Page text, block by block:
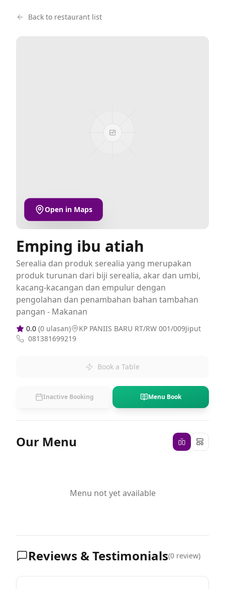
Back to restaurant list
Open in Maps
Emping ibu atiah
Serealia dan produk serealia yang merupakan
produk turunan dari biji serealia, akar dan umbi,
kacang-kacangan dan empulur dengan
pengolahan dan penambahan bahan tambahan
pangan - Makanan
0.0 (0 ulasan)
KP PANIIS BARU RT/RW 001/009Jiput
081381699219
Book a Table
Inactive Booking Menu Book
Our Menu
Menu not yet available
Reviews & Testimonials(0 review)